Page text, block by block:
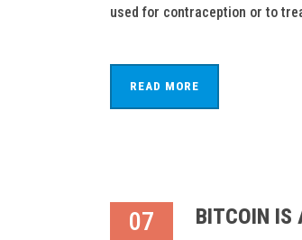
used for contraception or to
READ MORE
07
BITCOIN IS